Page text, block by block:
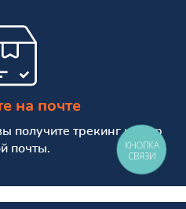
на почте
получите трекинг номер
почты.
КНОПКА
СВЯЗИ